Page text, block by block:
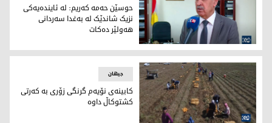
حوسێن حەمە كەریم - گوتەبێژی وەزارەتی كشتوكاڵ
حوسێن حەمە کەریم: لە ئایندەیەکی
نزیک شاندێک لە بەغدا سەردانی
هەولێر دەکات
جیهان
کابینەی نۆیەم گرنگی زۆری بە کەرتی
کشتوکاڵ داوە